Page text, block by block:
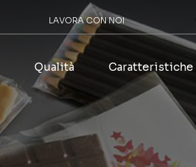
LAVORA CON NOI
Qualità Caratteristiche